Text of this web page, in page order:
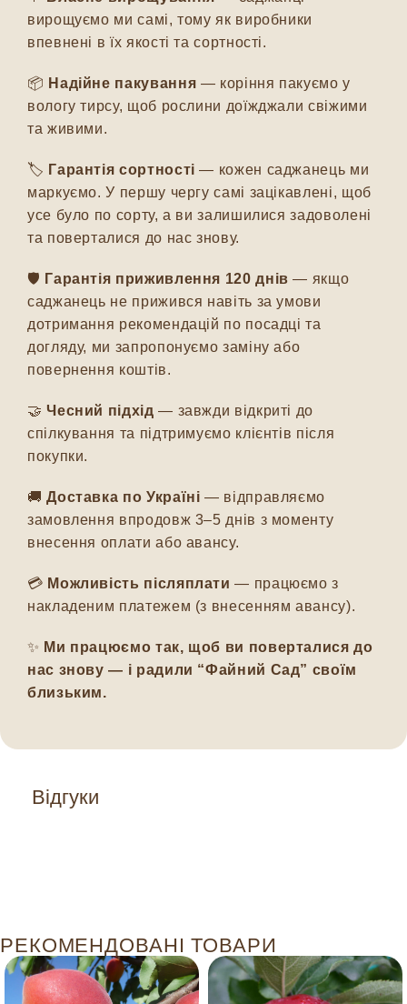
Відгуки
вирощуємо ми самі, тому як виробники
впевнені в їх якості та сортності.
📦 Надійне пакування — коріння пакуємо у
вологу тирсу, щоб рослини доїжджали свіжими
та живими.
🏷️ Гарантія сортності — кожен саджанець ми
маркуємо. У першу чергу самі зацікавлені, щоб
усе було по сорту, а ви залишилися задоволені
та поверталися до нас знову.
🛡️ Гарантія приживлення 120 днів — якщо
саджанець не прижився навіть за умови
дотримання рекомендацій по посадці та
догляду, ми запропонуємо заміну або
повернення коштів.
🤝Чесний підхід — завжди відкриті до
спілкування та підтримуємо клієнтів після
покупки.
🚚Доставка по Україні — відправляємо
замовлення впродовж 3–5 днів з моменту
внесення оплати або авансу.
💳 Можливість післяплати — працюємо з
накладеним платежем (з внесенням авансу).
✨ Ми працюємо так, щоб ви поверталися до
нас знову — і радили “Файний Сад” своїм
близьким.
РЕКОМЕНДОВАНІ ТОВАРИ